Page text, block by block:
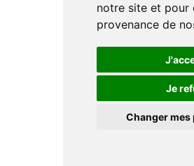
notre site et pour
provenance de
Je
Changer mes